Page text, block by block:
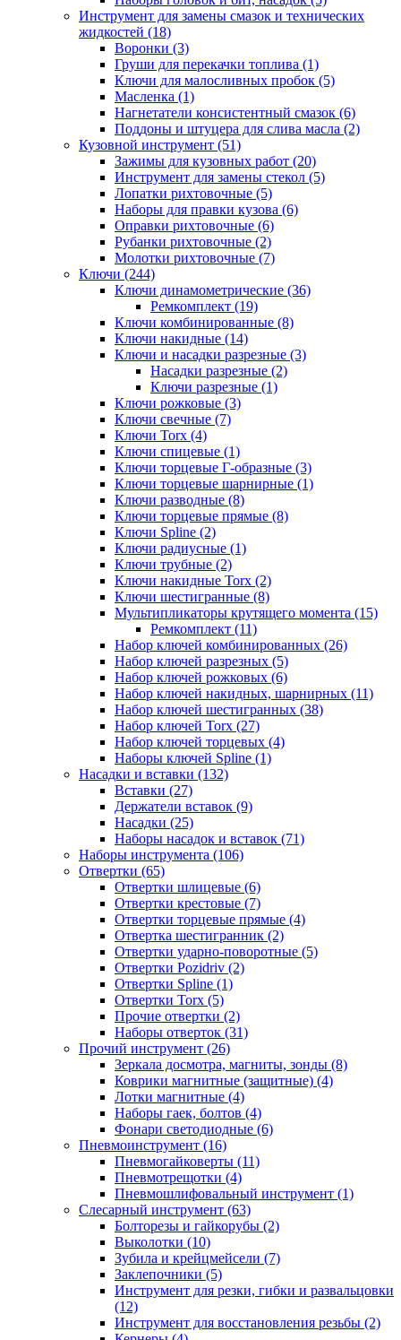
Инструмент для замены смазок и технических
жидкостей (18)
Воронки (3)
Груши для перекачки топлива (1)
Ключи для малосливных пробок (5)
Масленка (1)
Нагнетатели консистентный смазок (6)
Поддоны и штуцера для слива масла (2)
Кузовной инструмент (51)
Зажимы для кузовных работ (20)
Инструмент для замены стекол (5)
Лопатки рихтовочные (5)
Наборы для правки кузова (6)
Оправки рихтовочные (6)
Рубанки рихтовочные (2)
Молотки рихтовочные (7)
Ключи (244)
Ключи динамометрические (36)
Ремкомплект (19)
Ключи комбинированные (8)
Ключи накидные (14)
Ключи и насадки разрезные (3)
Насадки разрезные (2)
Ключи разрезные (1)
Ключи рожковые (3)
Ключи свечные (7)
Ключи Torx (4)
Ключи спицевые (1)
Ключи торцевые Г-образные (3)
Ключи торцевые шарнирные (1)
Ключи разводные (8)
Ключи торцевые прямые (8)
Ключи Spline (2)
Ключи радиусные (1)
Ключи трубные (2)
Ключи накидные Torx (2)
Ключи шестигранные (8)
Мультипликаторы крутящего момента (15)
Ремкомплект (11)
Набор ключей комбинированных (26)
Набор ключей разрезных (5)
Набор ключей рожковых (6)
Набор ключей накидных, шарнирных (11)
Набор ключей шестигранных (38)
Набор ключей Torx (27)
Набор ключей торцевых (4)
Наборы ключей Spline (1)
Насадки и вставки (132)
Вставки (27)
Держатели вставок (9)
Насадки (25)
Наборы насадок и вставок (71)
Наборы инструмента (106)
Отвертки (65)
Отвертки шлицевые (6)
Отвертки крестовые (7)
Отвертки торцевые прямые (4)
Отвертка шестигранник (2)
Отвертки ударно-поворотные (5)
Отвертки Pozidriv (2)
Отвертки Spline (1)
Отвертки Torx (5)
Прочие отвертки (2)
Наборы отверток (31)
Прочий инструмент (26)
Зеркала досмотра, магниты, зонды (8)
Коврики магнитные (защитные) (4)
Лотки магнитные (4)
Наборы гаек, болтов (4)
Фонари светодиодные (6)
Пневмоинструмент (16)
Пневмогайковерты (11)
Пневмотрещотки (4)
Пневмошлифовальный инструмент (1)
Слесарный инструмент (63)
Болторезы и гайкорубы (2)
Выколотки (10)
Зубила и крейцмейсели (7)
Заклепочники (5)
Инструмент для резки, гибки и развальцовки
(12)
Инструмент для восстановления резьбы (2)